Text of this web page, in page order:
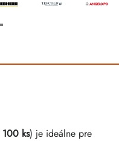
100 ks) je ideálne pre